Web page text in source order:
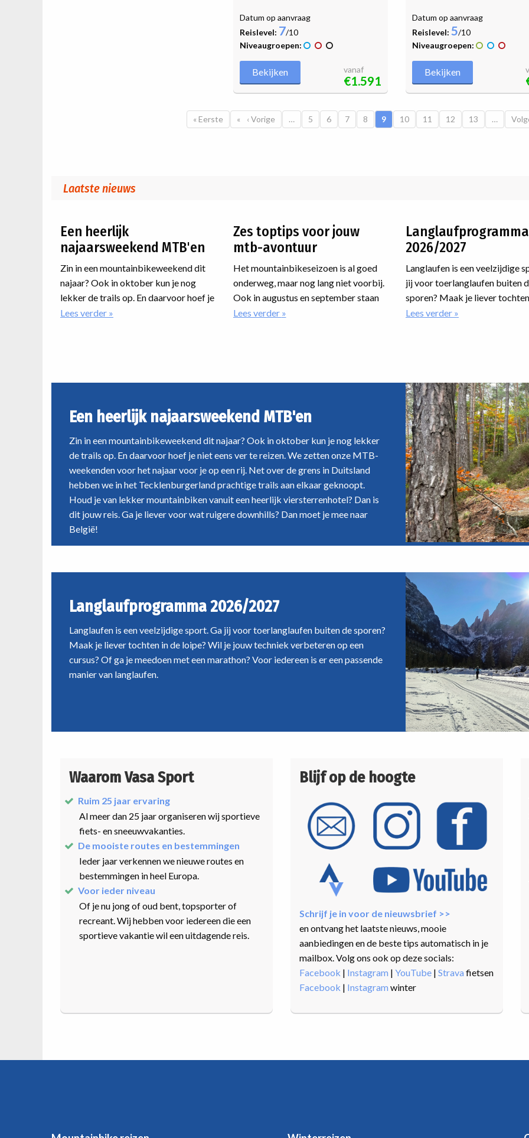
Datum op aanvraag
Reislevel: 7/10
Niveaugroepen:
Bekijken vanaf
€1.591
Datum op aanvraag
Reislevel: 5/10
Niveaugroepen:
Bekijken
Eerste pagina
« Eerste Vorige pagina
‹ Vorige … Pagina
5 Pagina
6 Pagina
7 Pagina
8 Huidige pagina
9 Pagina
10 Pagina
11 Pagina
12 Pagina
13 …
Laatste nieuws
Een heerlijk
najaarsweekend MTB'en
Zin in een mountainbikeweekend dit
najaar? Ook in oktober kun je nog
lekker de trails op. En daarvoor hoef je
niet eens ver te reizen. We zetten onze
aan elkaar geknoopt. Houd je van
heerlijk viersterrenhotel? Dan is dit
downhills? Dan moet je mee naar
België!
Lees verder over
Zes toptips voor jouw
mtb-avontuur
Het mountainbikeseizoen is al goed
onderweg, maar nog lang niet voorbij.
Ook in augustus en september staan
er nog een paar hele mooie
ongetwijfeld een reis tussen die bij jou
Lees verder over
Langlaufprogramma
2026/2027
Langlaufen is een veelzijdige
jij voor toerlanglaufen buiten
sporen? Maak je liever
loipe? Wil je jouw techniek
Lees verder over
Een heerlijk najaarsweekend MTB'en
Zin in een mountainbikeweekend dit najaar? Ook in oktober kun je nog lekker
de trails op. En daarvoor hoef je niet eens ver te reizen. We zetten onze MTB-
weekenden voor het najaar voor je op een rij. Net over de grens in Duitsland
hebben we in het Tecklenburgerland prachtige trails aan elkaar geknoopt.
Houd je van lekker mountainbiken vanuit een heerlijk viersterrenhotel? Dan is
dit jouw reis. Ga je liever voor wat ruigere downhills? Dan moet je mee naar
België!
Langlaufprogramma 2026/2027
Langlaufen is een veelzijdige sport. Ga jij voor toerlanglaufen buiten de sporen?
Maak je liever tochten in de loipe? Wil je jouw techniek verbeteren op een
cursus? Of ga je meedoen met een marathon? Voor iedereen is er een passende
manier van langlaufen.
Waarom Vasa Sport
Ruim 25 jaar ervaring
Al meer dan 25 jaar organiseren wij sportieve
fiets- en sneeuwvakanties.
De mooiste routes en bestemmingen
Ieder jaar verkennen we nieuwe routes en
bestemmingen in heel Europa.
Voor ieder niveau
Of je nu jong of oud bent, topsporter of
recreant. Wij hebben voor iedereen die een
sportieve vakantie wil een uitdagende reis.
Blijf op de hoogte
Schrijf je in voor de nieuwsbrief >>
en ontvang het laatste nieuws, mooie
aanbiedingen en de beste tips automatisch in je
mailbox. Volg ons ook op deze socials:
Facebook | Instagram | YouTube | Strava fietsen
Facebook | Instagram winter